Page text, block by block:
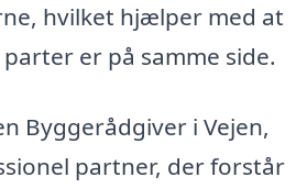
hvilket hjælper med at
er på samme side.
Byggerådgiver i Vejen,
partner, der forstår